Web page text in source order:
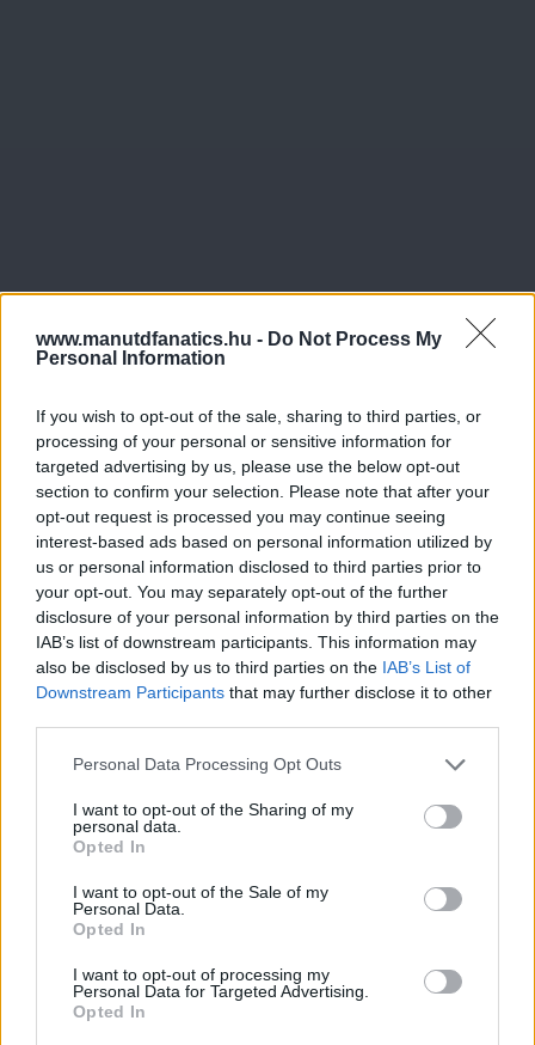
www.manutdfanatics.hu - Do Not Process My
Personal Information
If you wish to opt-out of the sale, sharing to third parties, or
processing of your personal or sensitive information for
targeted advertising by us, please use the below opt-out
section to confirm your selection. Please note that after your
opt-out request is processed you may continue seeing
interest-based ads based on personal information utilized by
us or personal information disclosed to third parties prior to
your opt-out. You may separately opt-out of the further
disclosure of your personal information by third parties on the
IAB’s list of downstream participants. This information may
also be disclosed by us to third parties on the IAB’s List of
Downstream Participants that may further disclose it to other
Please note that this website/app uses one or more Google
not limited to your visit or usage behaviour. You may click to
grant or deny consent to Google and its third-party tags to
use your data for below specified purposes in below Google
consent section.
Personal Data Processing Opt Outs
I want to opt-out of the Sharing of my
personal data.
Opted In
I want to opt-out of the Sale of my
Personal Data.
Opted In
I want to opt-out of processing my
Personal Data for Targeted Advertising.
Opted In
Meccs Center